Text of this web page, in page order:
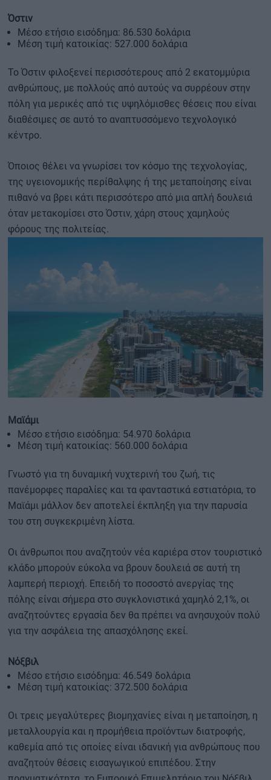
Όστιν
Μέσο ετήσιο εισόδημα: 86.530 δολάρια
Μέση τιμή κατοικίας: 527.000 δολάρια
Το Όστιν φιλοξενεί περισσότερους από 2 εκατομμύρια
ανθρώπους, με πολλούς από αυτούς να συρρέουν στην
πόλη για μερικές από τις υψηλόμισθες θέσεις που είναι
διαθέσιμες σε αυτό το αναπτυσσόμενο τεχνολογικό
κέντρο.
Όποιος θέλει να γνωρίσει τον κόσμο της τεχνολογίας,
της υγειονομικής περίθαλψης ή της μεταποίησης είναι
πιθανό να βρει κάτι περισσότερο από μια απλή δουλειά
όταν μετακομίσει στο Όστιν, χάρη στους χαμηλούς
φόρους της πολιτείας.
Μαϊάμι
Μέσο ετήσιο εισόδημα: 54.970 δολάρια
Μέση τιμή κατοικίας: 560.000 δολάρια
Γνωστό για τη δυναμική νυχτερινή του ζωή, τις
πανέμορφες παραλίες και τα φανταστικά εστιατόρια, το
Μαϊάμι μάλλον δεν αποτελεί έκπληξη για την παρυσία
του στη συγκεκριμένη λίστα.
Οι άνθρωποι που αναζητούν νέα καριέρα στον τουριστικό
κλάδο μπορούν εύκολα να βρουν δουλειά σε αυτή τη
λαμπερή περιοχή. Επειδή το ποσοστό ανεργίας της
πόλης είναι σήμερα στο συγκλονιστικά χαμηλό 2,1%, οι
αναζητούντες εργασία δεν θα πρέπει να ανησυχούν πολύ
για την ασφάλεια της απασχόλησης εκεί.
Νόξβιλ
Μέσο ετήσιο εισόδημα: 46.549 δολάρια
Μέση τιμή κατοικίας: 372.500 δολάρια
Οι τρεις μεγαλύτερες βιομηχανίες είναι η μεταποίηση, η
μεταλλουργία και η προμήθεια προϊόντων διατροφής,
καθεμία από τις οποίες είναι ιδανική για ανθρώπους που
αναζητούν θέσεις εισαγωγικού επιπέδου. Στην